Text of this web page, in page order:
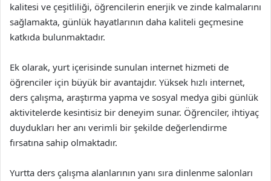
kalitesi ve çeşitliliği, öğrencilerin enerjik ve zinde kalmalarını
sağlamakta, günlük hayatlarının daha kaliteli geçmesine
katkıda bulunmaktadır.
Ek olarak, yurt içerisinde sunulan internet hizmeti de
öğrenciler için büyük bir avantajdır. Yüksek hızlı internet,
ders çalışma, araştırma yapma ve sosyal medya gibi günlük
aktivitelerde kesintisiz bir deneyim sunar. Öğrenciler, ihtiyaç
duydukları her anı verimli bir şekilde değerlendirme
fırsatına sahip olmaktadır.
Yurtta ders çalışma alanlarının yanı sıra dinlenme salonları